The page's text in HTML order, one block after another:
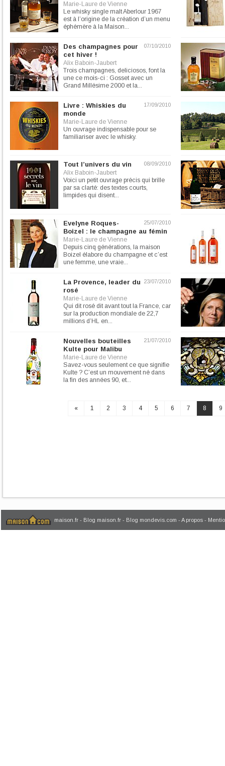
Marie-Laure de Vienne
Le whisky single malt Aberlour 1967
est à l’origine de la création d’un menu
éphémère à la Maison...
07/10/2010
Des champagnes pour
cet hiver !
Alix Baboin-Jaubert
Trois champagnes, deliciosos, font la
une ce mois-ci : Gosset avec un
Grand Millésime 2000 et la...
17/09/2010
Livre : Whiskies du
monde
Marie-Laure de Vienne
Un ouvrage indispensable pour se
familiariser avec le whisky.
08/09/2010
Tout l’univers du vin
Alix Baboin-Jaubert
Voici un petit ouvrage précis qui brille
par sa clarté: des textes courts,
limpides qui disent...
25/07/2010
Evelyne Roques-
Boizel : le champagne au fémin
Marie-Laure de Vienne
Depuis cinq générations, la maison
Boizel élabore du champagne et c’est
une femme, une vraie...
23/07/2010
La Provence, leader du
rosé
Marie-Laure de Vienne
Qui dit rosé dit avant tout la France, car
sur la production mondiale de 22,7
millions d’HL en...
21/07/2010
Nouvelles bouteilles
Kulte pour Malibu
Marie-Laure de Vienne
Savez-vous seulement ce que signifie
Kulte ? C’est un mouvement né dans
la fin des années 90, et...
« 1 2 3 4 5 6 7 8 9
maison.fr - Blog maison.fr - Blog mondevis.com - A propos -